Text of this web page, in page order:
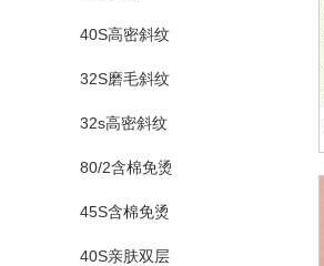
40S高密斜纹
32S磨毛斜纹
32s高密斜纹
80/2含棉免烫
45S含棉免烫
40S亲肤双层